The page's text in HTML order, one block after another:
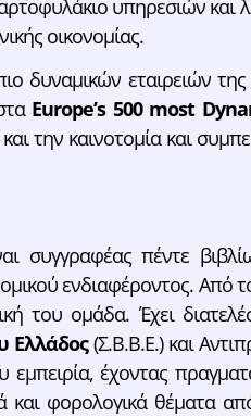
υπηρεσιών
οικονομίας.
δυναμικών εταιρειών
Europe’s 500 most
την καινοτομία και
συγγραφέας πέντε
ενδιαφέροντος. Από
του ομάδα. Έχει
Ελλάδος(Σ.Β.B.Ε.) και
εμπειρία, έχοντας
και φορολογικά θέματα